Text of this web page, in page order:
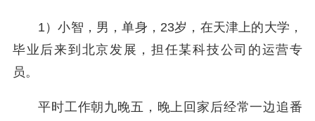
1）小智，男，单身，23岁，在天津上的大学，
毕业后来到北京发展，担任某科技公司的运营专
员。
平时工作朝九晚五，晚上回家后经常一边追番